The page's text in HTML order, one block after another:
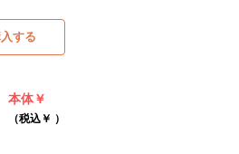
する
本体￥
（税込￥ ）